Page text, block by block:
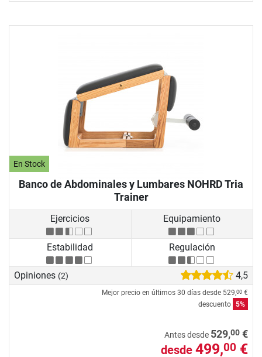
En Stock
Banco de Abdominales y Lumbares NOHRD Tria
Trainer
Ejercicios Equipamiento
Estabilidad Regulación
Opiniones (2) 4,5
Mejor precio en últimos 30 días desde 529,00 €
descuento 5%
Antes desde 529,00 €
desde 499,00 €